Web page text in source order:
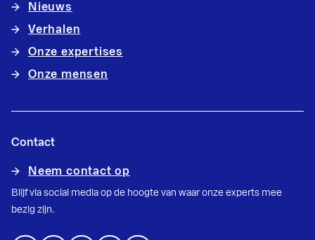
Nieuws
Verhalen
Onze expertises
Onze mensen
Contact
Neem contact op
Blijf via social media op de hoogte van waar onze experts mee
bezig zijn.